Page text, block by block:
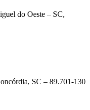
do Oeste – SC,
SC – 89.701-130